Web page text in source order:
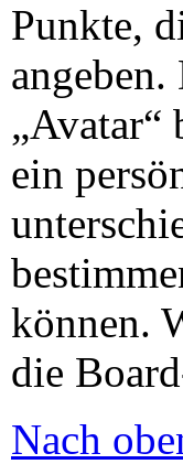
Punkte,
„Avatar“
ein
können.
die
Nach